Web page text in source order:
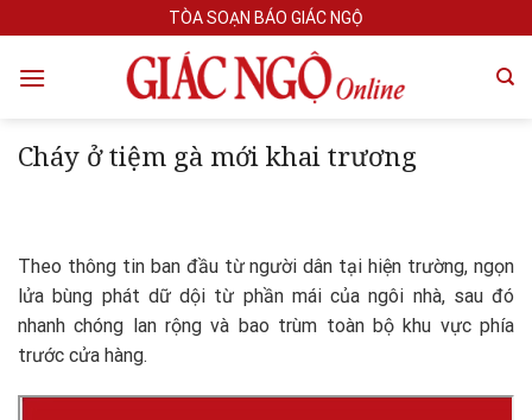
to
content
TÒA SOẠN BÁO GIÁC NGỘ
Cháy ở tiệm gà mới khai trương
Theo thông tin ban đầu từ người dân tại hiện trường, ngọn
lửa bùng phát dữ dội từ phần mái của ngôi nhà, sau đó
nhanh chóng lan rộng và bao trùm toàn bộ khu vực phía
trước cửa hàng.